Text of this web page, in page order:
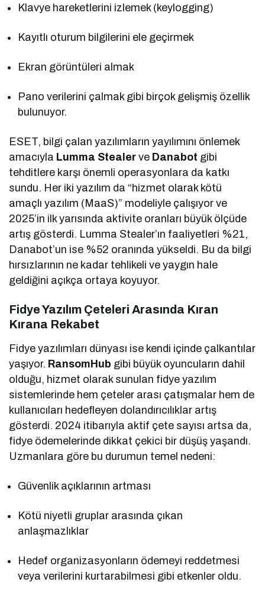
Klavye hareketlerini izlemek (keylogging)
Kayıtlı oturum bilgilerini ele geçirmek
Ekran görüntüleri almak
Pano verilerini çalmak gibi birçok gelişmiş özellik
bulunuyor.
ESET, bilgi çalan yazılımların yayılımını önlemek
amacıyla Lumma Stealer ve Danabot gibi
tehditlere karşı önemli operasyonlara da katkı
sundu. Her iki yazılım da “hizmet olarak kötü
amaçlı yazılım (MaaS)” modeliyle çalışıyor ve
2025’in ilk yarısında aktivite oranları büyük ölçüde
artış gösterdi. Lumma Stealer’ın faaliyetleri %21,
Danabot’un ise %52 oranında yükseldi. Bu da bilgi
hırsızlarının ne kadar tehlikeli ve yaygın hale
geldiğini açıkça ortaya koyuyor.
Fidye Yazılım Çeteleri Arasında Kıran
Kırana Rekabet
Fidye yazılımları dünyası ise kendi içinde çalkantılar
yaşıyor. RansomHub gibi büyük oyuncuların dahil
olduğu, hizmet olarak sunulan fidye yazılım
sistemlerinde hem çeteler arası çatışmalar hem de
kullanıcıları hedefleyen dolandırıcılıklar artış
gösterdi. 2024 itibarıyla aktif çete sayısı artsa da,
fidye ödemelerinde dikkat çekici bir düşüş yaşandı.
Uzmanlara göre bu durumun temel nedeni:
Güvenlik açıklarının artması
Kötü niyetli gruplar arasında çıkan
anlaşmazlıklar
Hedef organizasyonların ödemeyi reddetmesi
veya verilerini kurtarabilmesi gibi etkenler oldu.